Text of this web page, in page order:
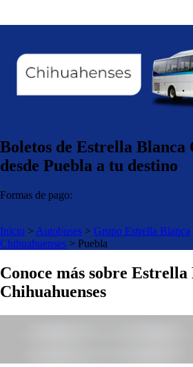
Boletos de Estrella Blanca
desde Puebla a tu destino
Formas de pago:
Inicio > Autobuses > Grupo Estrella Blanca
Chihuahuenses > Puebla
Conoce más sobre Estrella
Chihuahuenses